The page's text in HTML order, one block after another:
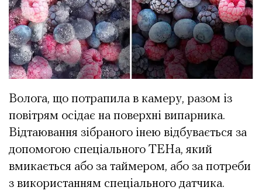
Волога, що потрапила в камеру, разом із
повітрям осідає на поверхні випарника.
Відтаювання зібраного інею відбувається за
допомогою спеціального ТЕНа, який
вмикається або за таймером, або за потреби
з використанням спеціального датчика.